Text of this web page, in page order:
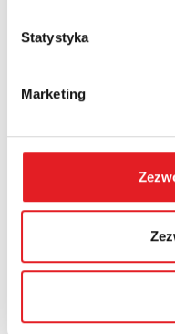
Statystyka
Marketing
Wyrażam zgodę
osobowych przez
temat
Zapoznałem z